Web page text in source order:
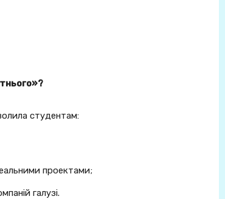
студентам:
проектами;
галузі.